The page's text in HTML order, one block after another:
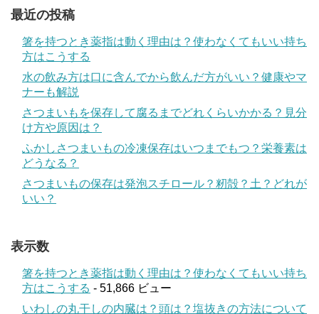
最近の投稿
箸を持つとき薬指は動く理由は？使わなくてもいい持ち
方はこうする
水の飲み方は口に含んでから飲んだ方がいい？健康やマ
ナーも解説
さつまいもを保存して腐るまでどれくらいかかる？見分
け方や原因は？
ふかしさつまいもの冷凍保存はいつまでもつ？栄養素は
どうなる？
さつまいもの保存は発泡スチロール？籾殻？土？どれが
いい？
表示数
箸を持つとき薬指は動く理由は？使わなくてもいい持ち
方はこうする - 51,866 ビュー
いわしの丸干しの内臓は？頭は？塩抜きの方法について